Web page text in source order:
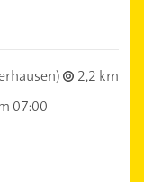
2,2 km
07:00